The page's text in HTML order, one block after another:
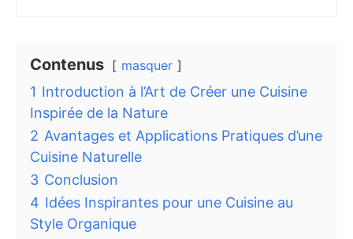
Contenus masquer
1 Introduction à l’Art de Créer une Cuisine
Inspirée de la Nature
2 Avantages et Applications Pratiques d’une
Cuisine Naturelle
3 Conclusion
4 Idées Inspirantes pour une Cuisine au
Style Organique